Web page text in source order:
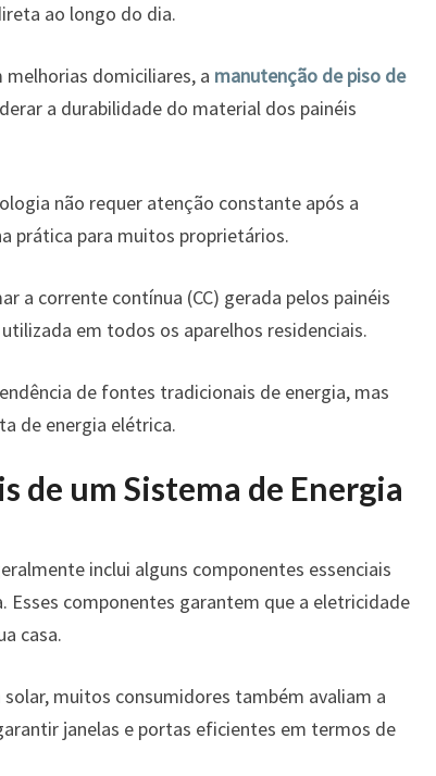
ao longo do dia.
melhorias domiciliares, a manutenção de piso de
a durabilidade do material dos painéis
não requer atenção constante após a
prática para muitos proprietários.
a corrente contínua (CC) gerada pelos painéis
em todos os aparelhos residenciais.
de fontes tradicionais de energia, mas
de energia elétrica.
de um Sistema de Energia
inclui alguns componentes essenciais
Esses componentes garantem que a eletricidade
casa.
muitos consumidores também avaliam a
janelas e portas eficientes em termos de